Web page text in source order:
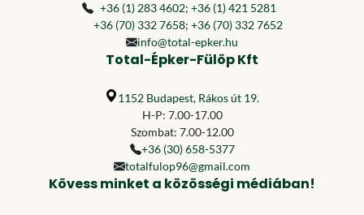
+36 (1) 283 4602; +36 (1) 421 5281
+36 (70) 332 7658; +36 (70) 332 7652
info@total-epker.hu
Total-Épker-Fülöp Kft
1152 Budapest, Rákos út 19.
H-P: 7.00-17.00
Szombat: 7.00-12.00
+36 (30) 658-5377
totalfulop96@gmail.com
Kövess minket a közösségi médiában!